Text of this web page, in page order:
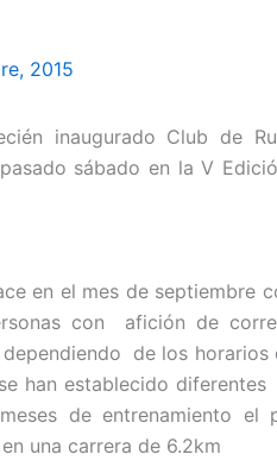
2015
inaugurado Club de
sábado en la V
en el mes de septiembre
con afición de
de los horarios
han establecido
de entrenamiento el
una carrera de 6.2km